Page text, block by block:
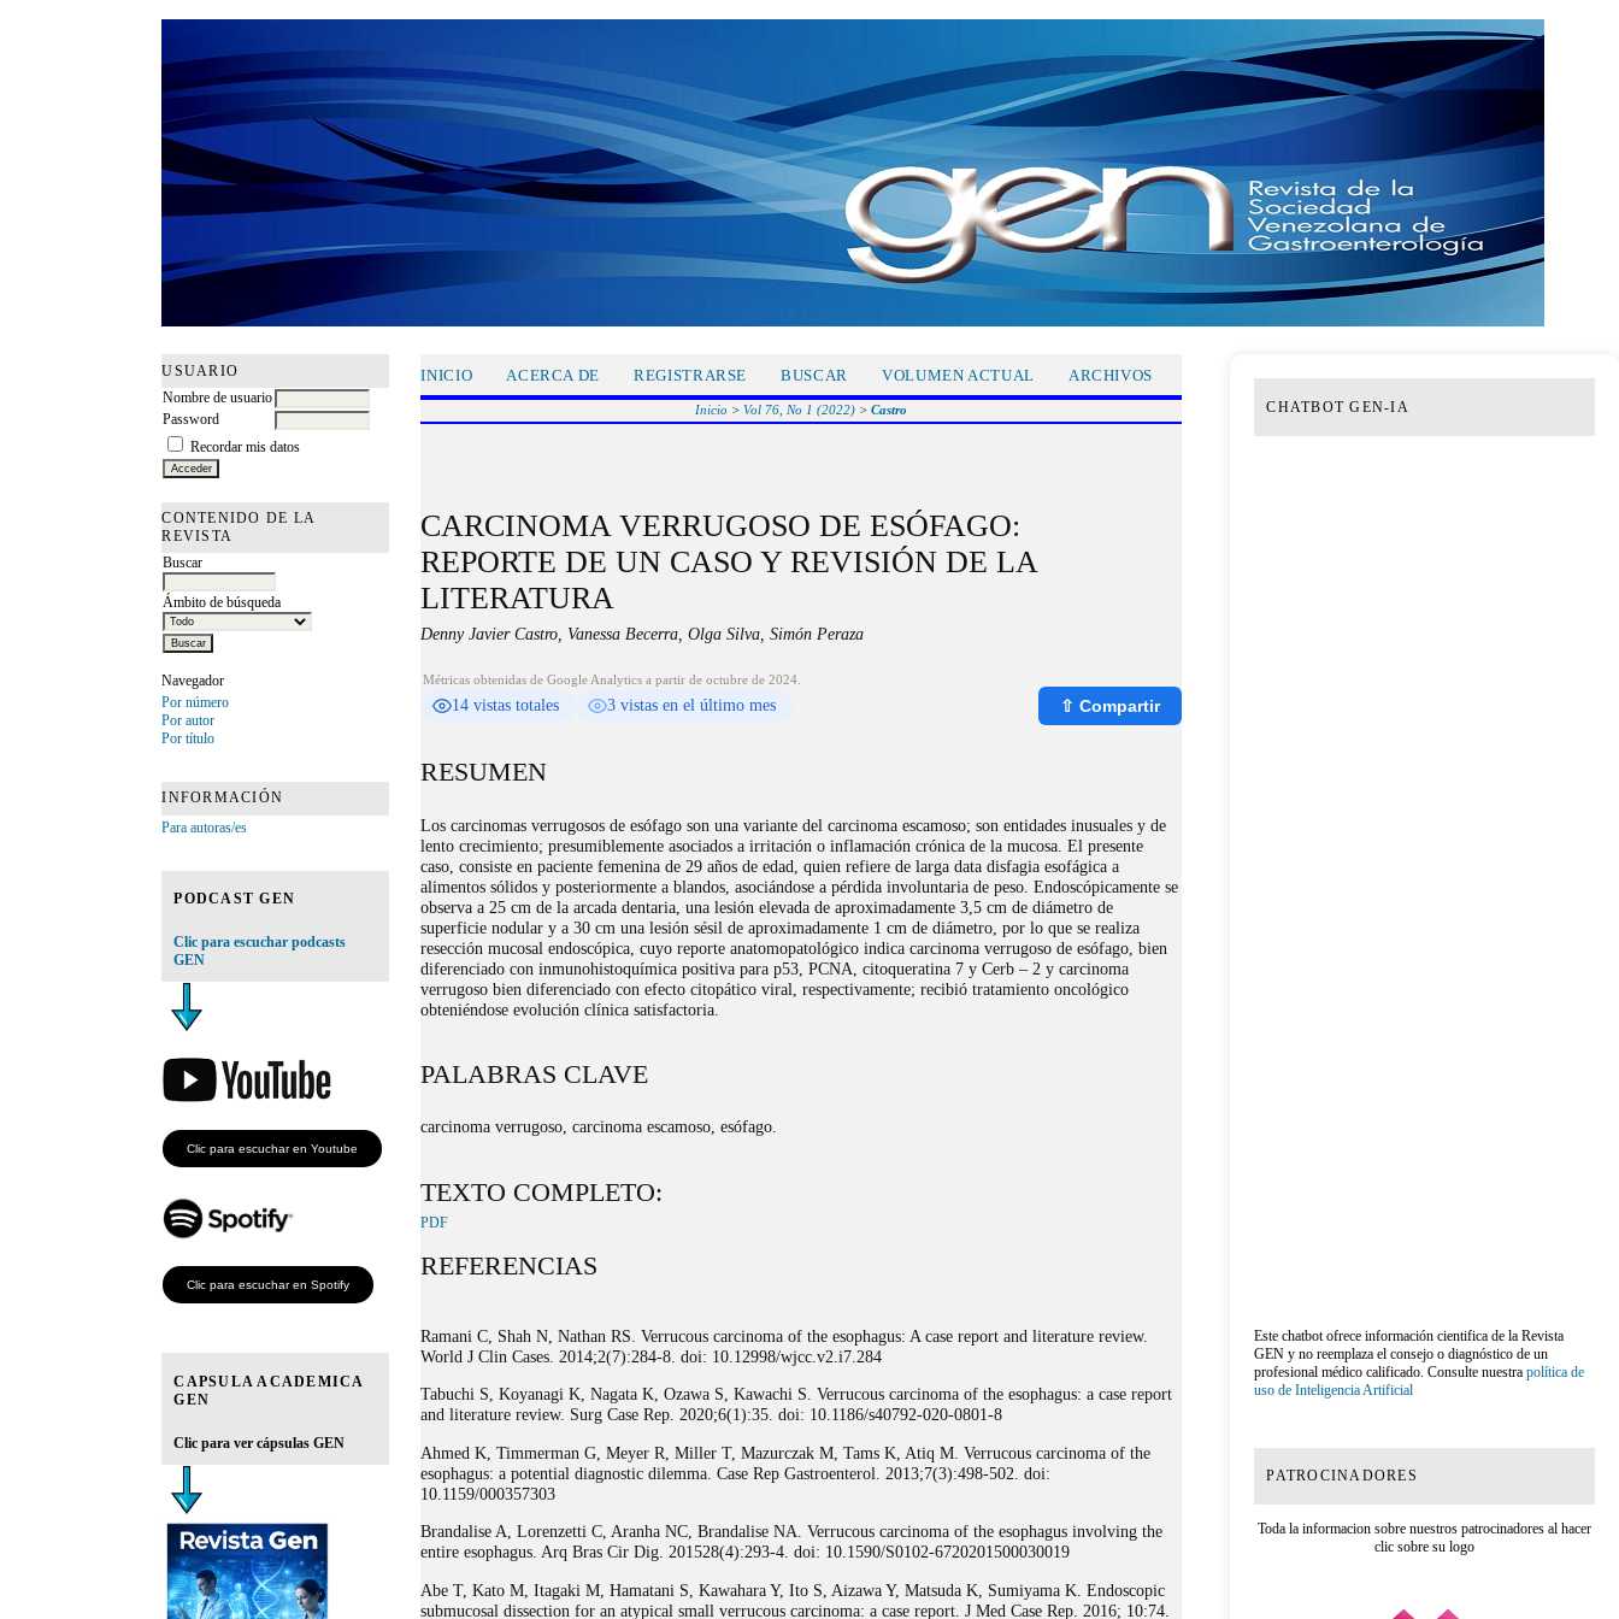
USUARIO
Nombre de usuario
Password
Recordar mis datos
CONTENIDO DE LA
REVISTA
Buscar
Ámbito de búsqueda
Navegador
Por número
Por autor
Por título
INFORMACIÓN
Para autoras/es
PODCAST GEN
Clic para escuchar podcasts
GEN
Clic para escuchar en Youtube
Clic para escuchar en Spotify
CAPSULA ACADEMICA
GEN
Clic para ver cápsulas GEN
CHATBOT GEN-IA
Este chatbot ofrece información cientifica de la Revista
GEN y no reemplaza el consejo o diagnóstico de un
profesional médico calificado. Consulte nuestrapolítica de
uso de Inteligencia Artificial
PATROCINADORES
Toda la informacion sobre nuestros patrocinadores al hacer
clic sobre su logo
INICIO ACERCA DE REGISTRARSE BUSCAR VOLUMEN ACTUAL ARCHIVOS
Inicio >Vol 76, No 1 (2022) >Castro
CARCINOMA VERRUGOSO DE ESÓFAGO:
REPORTE DE UN CASO Y REVISIÓN DE LA
LITERATURA
Denny Javier Castro, Vanessa Becerra, Olga Silva, Simón Peraza
Métricas obtenidas de Google Analytics a partir de octubre de 2024.
14 vistas totales 3 vistas en el último mes ⇧ Compartir
RESUMEN
Los carcinomas verrugosos de esófago son una variante del carcinoma escamoso; son entidades inusuales y de
lento crecimiento; presumiblemente asociados a irritación o inflamación crónica de la mucosa. El presente
caso, consiste en paciente femenina de 29 años de edad, quien refiere de larga data disfagia esofágica a
alimentos sólidos y posteriormente a blandos, asociándose a pérdida involuntaria de peso. Endoscópicamente se
observa a 25 cm de la arcada dentaria, una lesión elevada de aproximadamente 3,5 cm de diámetro de
superficie nodular y a 30 cm una lesión sésil de aproximadamente 1 cm de diámetro, por lo que se realiza
resección mucosal endoscópica, cuyo reporte anatomopatológico indica carcinoma verrugoso de esófago, bien
diferenciado con inmunohistoquímica positiva para p53, PCNA, citoqueratina 7 y Cerb – 2 y carcinoma
verrugoso bien diferenciado con efecto citopático viral, respectivamente; recibió tratamiento oncológico
obteniéndose evolución clínica satisfactoria.
PALABRAS CLAVE
carcinoma verrugoso, carcinoma escamoso, esófago.
TEXTO COMPLETO:
PDF
REFERENCIAS
Ramani C, Shah N, Nathan RS. Verrucous carcinoma of the esophagus: A case report and literature review.
World J Clin Cases. 2014;2(7):284-8. doi: 10.12998/wjcc.v2.i7.284
Tabuchi S, Koyanagi K, Nagata K, Ozawa S, Kawachi S. Verrucous carcinoma of the esophagus: a case report
and literature review. Surg Case Rep. 2020;6(1):35. doi: 10.1186/s40792-020-0801-8
Ahmed K, Timmerman G, Meyer R, Miller T, Mazurczak M, Tams K, Atiq M. Verrucous carcinoma of the
esophagus: a potential diagnostic dilemma. Case Rep Gastroenterol. 2013;7(3):498-502. doi:
10.1159/000357303
Brandalise A, Lorenzetti C, Aranha NC, Brandalise NA. Verrucous carcinoma of the esophagus involving the
entire esophagus. Arq Bras Cir Dig. 201528(4):293-4. doi: 10.1590/S0102-6720201500030019
Abe T, Kato M, Itagaki M, Hamatani S, Kawahara Y, Ito S, Aizawa Y, Matsuda K, Sumiyama K. Endoscopic
submucosal dissection for an atypical small verrucous carcinoma: a case report. J Med Case Rep. 2016; 10:74.